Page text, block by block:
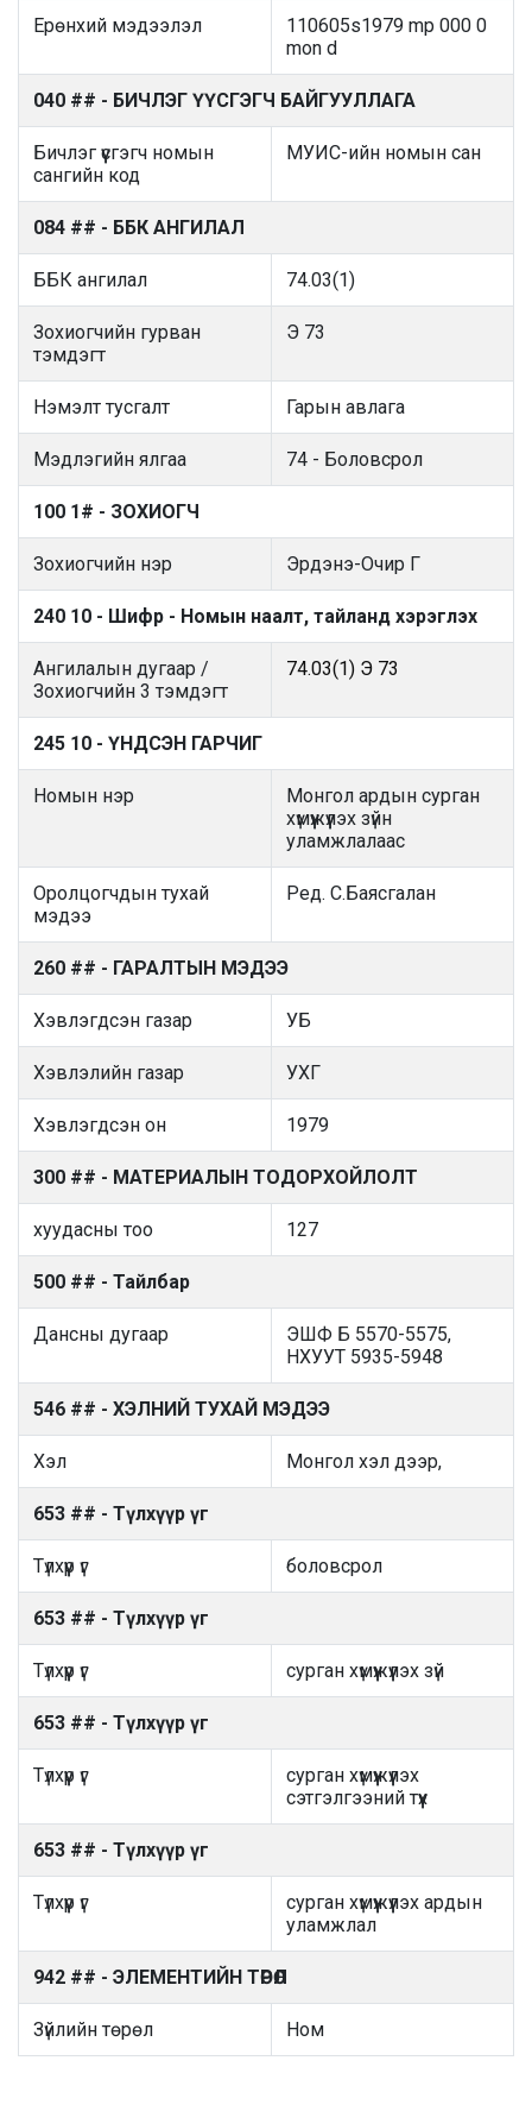
Ерөнхий мэдээлэл
110605s1979 mp 000 0
mon d
040 ## - БИЧЛЭГ ҮҮСГЭГЧ БАЙГУУЛЛАГА
Бичлэг үүсгэгч номын
сангийн код
МУИС-ийн номын сан
084 ## - ББК АНГИЛАЛ
ББК ангилал 74.03(1)
Зохиогчийн гурван
тэмдэгт
Э 73
Нэмэлт тусгалт Гарын авлага
Мэдлэгийн ялгаа 74 - Боловсрол
100 1# - ЗОХИОГЧ
Зохиогчийн нэр Эрдэнэ-Очир Г
240 10 - Шифр - Номын наалт, тайланд хэрэглэх
Ангилалын дугаар /
Зохиогчийн 3 тэмдэгт
74.03(1) Э 73
245 10 - ҮНДСЭН ГАРЧИГ
Номын нэр
Монгол ардын сурган
хүмүүжүүлэх зүйн
уламжлалаас
Оролцогчдын тухай
мэдээ
Ред. С.Баясгалан
260 ## - ГАРАЛТЫН МЭДЭЭ
Хэвлэгдсэн газар УБ
Хэвлэлийн газар УХГ
Хэвлэгдсэн он 1979
300 ## - МАТЕРИАЛЫН ТОДОРХОЙЛОЛТ
хуудасны тоо 127
500 ## - Тайлбар
Дансны дугаар
ЭШФ Б 5570-5575,
НХУУТ 5935-5948
546 ## - ХЭЛНИЙ ТУХАЙ МЭДЭЭ
Хэл Монгол хэл дээр,
653 ## - Түлхүүр үг
Түлхүүр үг боловсрол
653 ## - Түлхүүр үг
Түлхүүр үг сурган хүмүүжүүлэх зүй
653 ## - Түлхүүр үг
Түлхүүр үг
сурган хүмүүжүүлэх
сэтгэлгээний түүх
653 ## - Түлхүүр үг
Түлхүүр үг
сурган хүмүүжүүлэх ардын
уламжлал
942 ## - ЭЛЕМЕНТИЙН ТӨРӨЛ
Зүйлийн төрөл Ном